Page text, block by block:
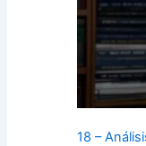
18 –